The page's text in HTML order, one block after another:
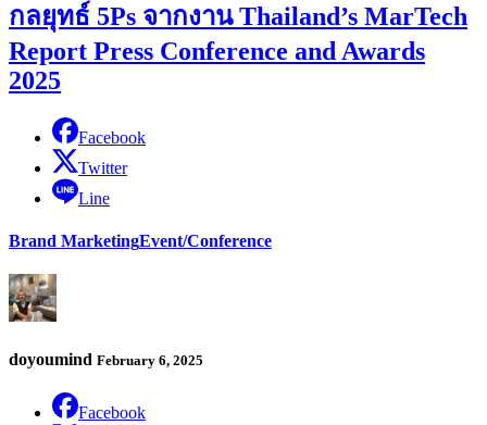
กลยุทธ์ 5Ps จากงาน Thailand’s MarTech
Report Press Conference and Awards
2025
Facebook
Twitter
Line
Brand MarketingEvent/Conference
doyoumind February 6, 2025
Facebook